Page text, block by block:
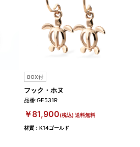
BOX付
フック・ホヌ
品番:GE531R
￥81,900(税込) 送料無料
材質：K14ゴールド